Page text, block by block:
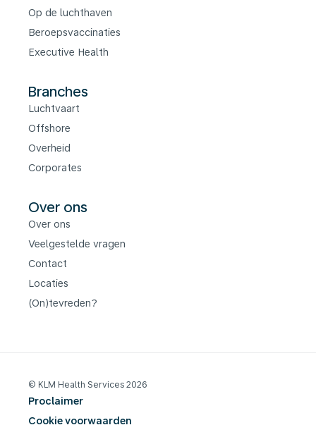
Op de luchthaven
Beroepsvaccinaties
Executive Health
Branches
Luchtvaart
Offshore
Overheid
Corporates
Over ons
Over ons
Veelgestelde vragen
Contact
Locaties
(On)tevreden?
© KLM Health Services 2026
Proclaimer
Cookie voorwaarden